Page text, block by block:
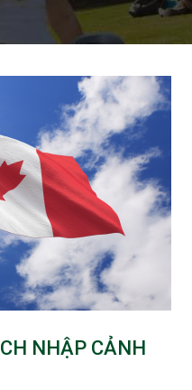
NHẬP CẢNH